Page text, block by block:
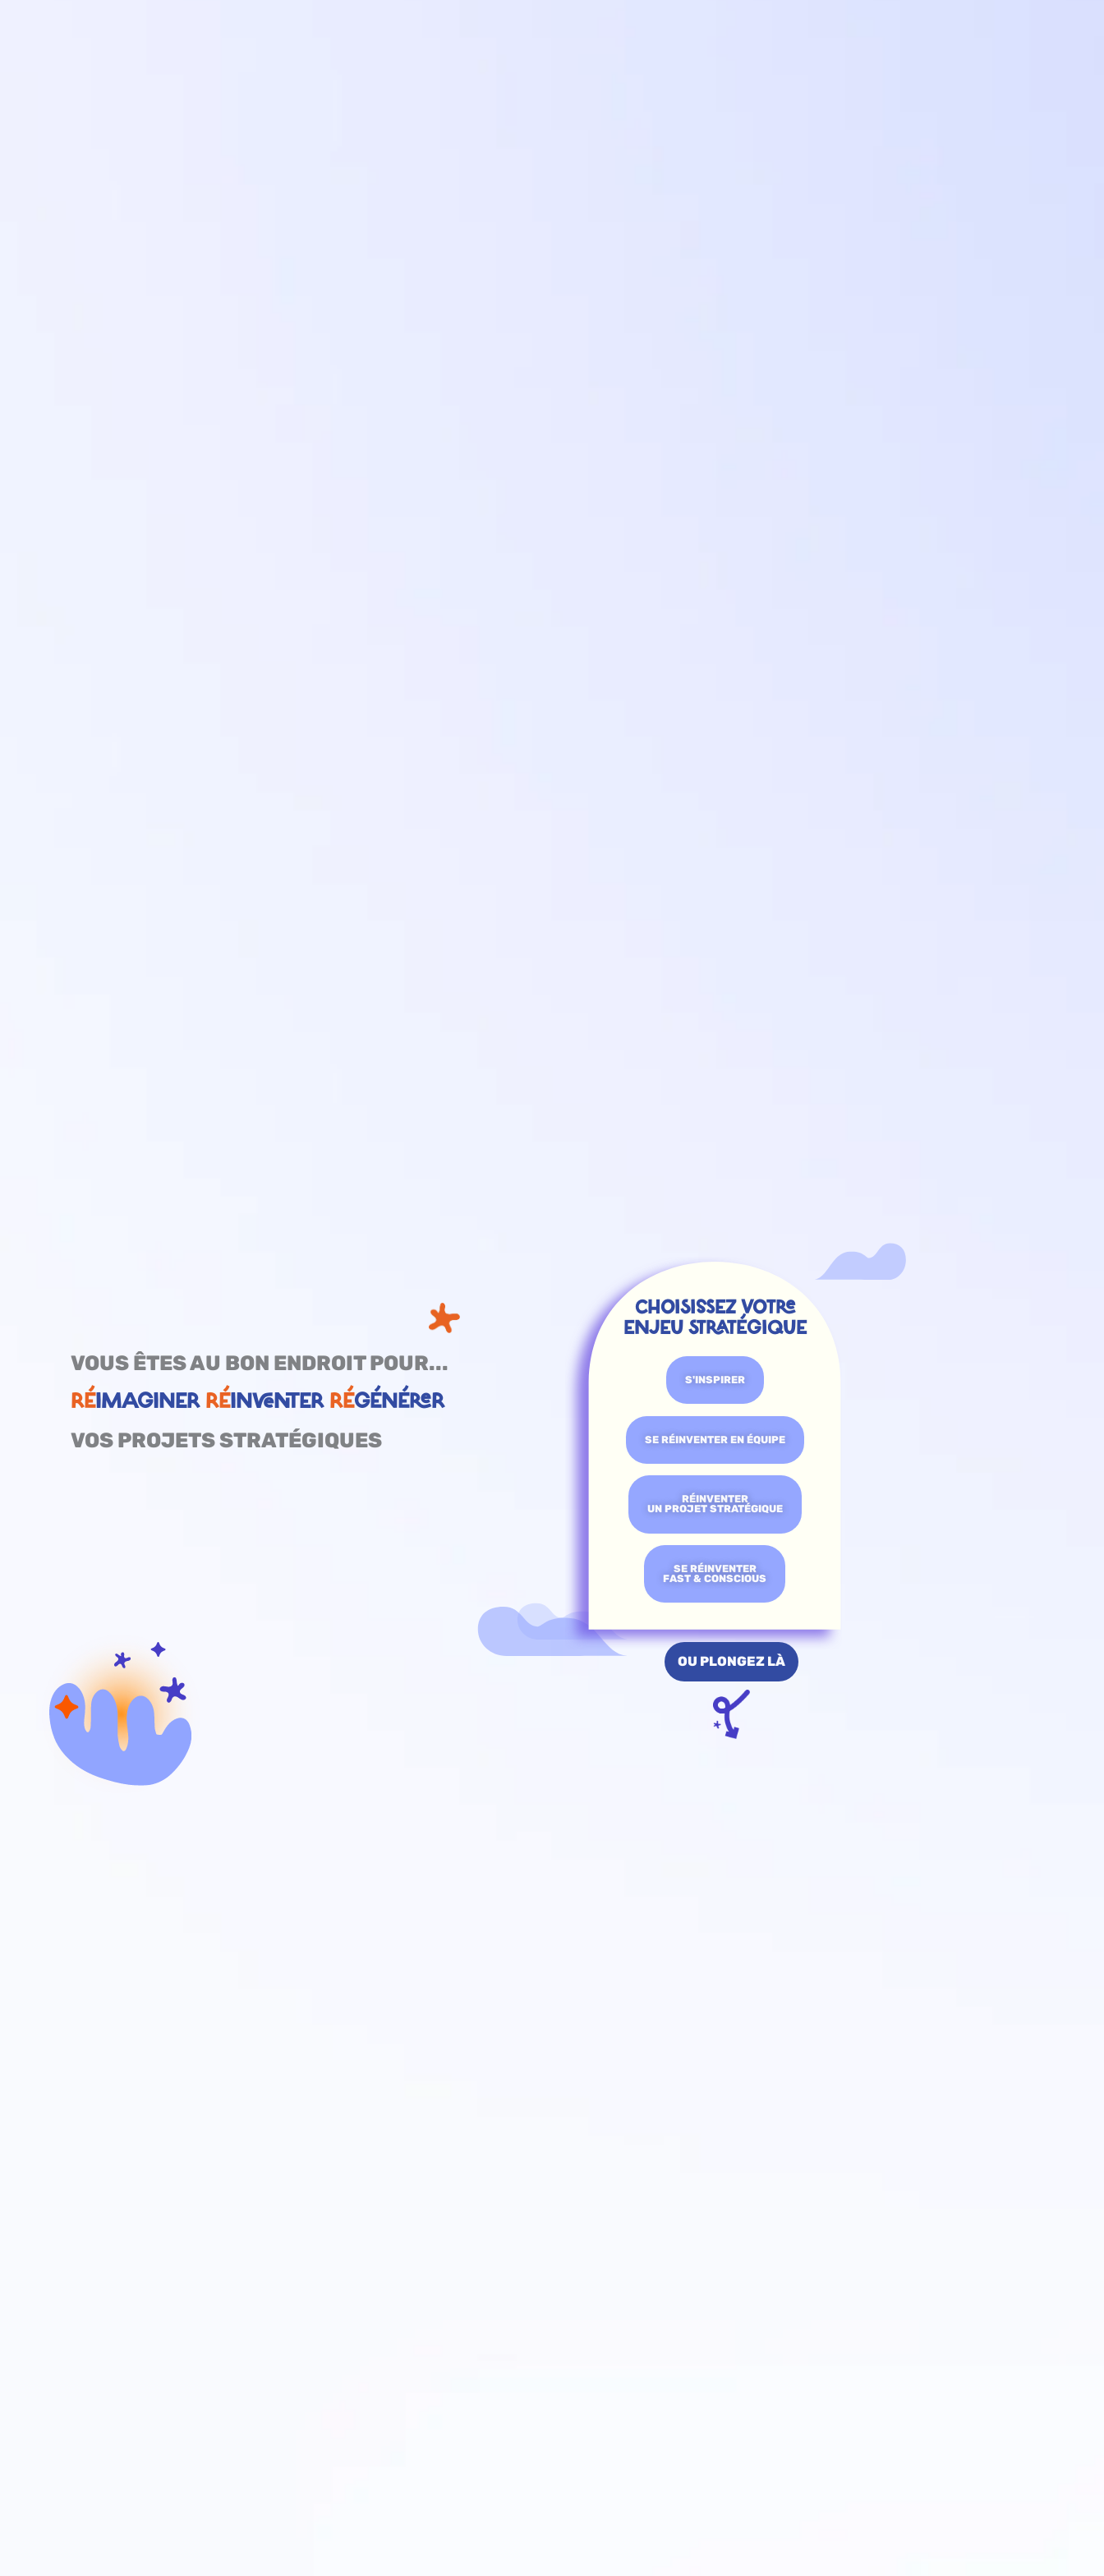
VOUS ÊTES AU BON ENDROIT POUR...
RÉIMAGINER RÉINVENTER RÉGÉNÉRER
VOS PROJETS STRATÉGIQUES
CHOISISSEZ VOTRE
ENJEU STRATÉGIQUE
S'INSPIRER
SE RÉINVENTER EN ÉQUIPE
RÉINVENTER
UN PROJET STRATÉGIQUE
SE RÉINVENTER
FAST & CONSCIOUS
OU PLONGEZ LÀ